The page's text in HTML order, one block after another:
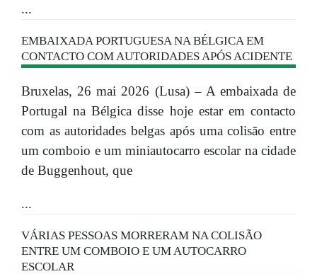
...
EMBAIXADA PORTUGUESA NA BÉLGICA EM
CONTACTO COM AUTORIDADES APÓS ACIDENTE
Bruxelas, 26 mai 2026 (Lusa) – A embaixada de
Portugal na Bélgica disse hoje estar em contacto
com as autoridades belgas após uma colisão entre
um comboio e um miniautocarro escolar na cidade
de Buggenhout, que
...
VÁRIAS PESSOAS MORRERAM NA COLISÃO
ENTRE UM COMBOIO E UM AUTOCARRO
ESCOLAR